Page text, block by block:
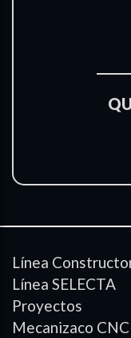
Línea
Línea SELECTA
Proyectos
Mecanizaco CNC